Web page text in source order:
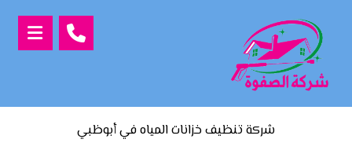
شركة تنظيف خزانات المياه في أبوظبي